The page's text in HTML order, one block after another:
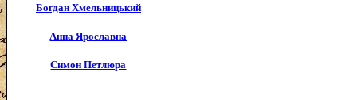
Богдан Хмельницький
Анна Ярославна
Симон Петлюра